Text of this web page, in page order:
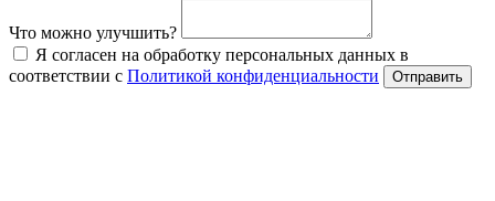
Что можно улучшить?
Я согласен на обработку персональных данных в
соответствии с Политикой конфиденциальности Отправить